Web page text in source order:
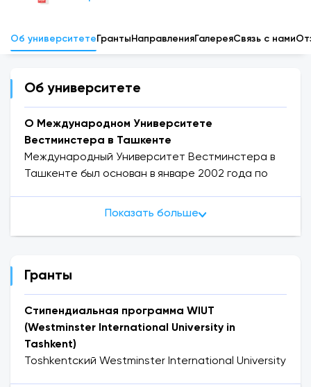
Об университете Гранты НаправленияГалереяСвязь с нами
Об университете
О Международном Университете
Вестминстера в Ташкенте
Международный Университет Вестминстера в
Ташкенте был основан в январе 2002 года по
Каримова и является первым международным
выпускников выдаются Лондонским
созданы все условия для обучения и социальной
деятельности. Библиотека университета
насчитывает более 42 тысяч книг, а также
предоставлен доступ к известным
Показать больше
Гранты
Стипендиальная программа WIUT
(Westminster International University in
Tashkent)
Toshkentский Westminster International University